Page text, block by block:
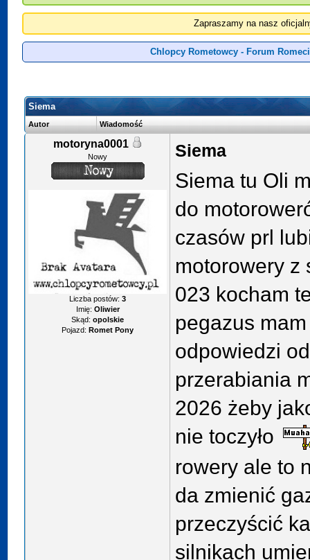
Zapraszamy na nasz
Chlopcy Rometowcy - Forum
Siema
Autor Wiadomość
motoryna0001
Nowy
Liczba postów:3
Imię: Oliwier
Skąd: opolskie
Pojazd: Romet Pony
Siema
Siema tu Oli
do
czasów prl
motorowery z
023 kocham
pegazus
odpowiedzi
przerabiania
2026 żeby
nie toczyło
rowery ale to
da zmienić
przeczyścić
silnikach